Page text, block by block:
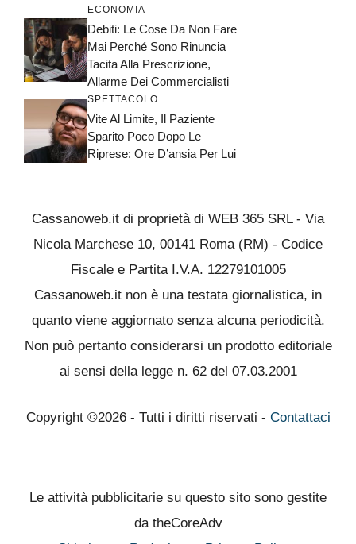
ECONOMIA
Debiti: Le Cose Da Non Fare
Mai Perché Sono Rinuncia
Tacita Alla Prescrizione,
Allarme Dei Commercialisti
SPETTACOLO
Vite Al Limite, Il Paziente
Sparito Poco Dopo Le
Riprese: Ore D’ansia Per Lui
Cassanoweb.it di proprietà di WEB 365 SRL - Via
Nicola Marchese 10, 00141 Roma (RM) - Codice
Fiscale e Partita I.V.A. 12279101005
Cassanoweb.it non è una testata giornalistica, in
quanto viene aggiornato senza alcuna periodicità.
Non può pertanto considerarsi un prodotto editoriale
ai sensi della legge n. 62 del 07.03.2001
Copyright ©2026 - Tutti i diritti riservati - Contattaci
Le attività pubblicitarie su questo sito sono gestite
da theCoreAdv